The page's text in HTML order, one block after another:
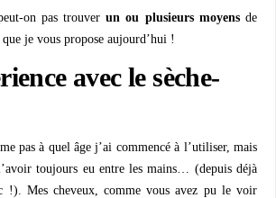
on pas trouverun ou plusieurs moyensde
que je vous propose aujourd’hui !
avec le sèche-
pas à quel âge j’ai commencé à l’utiliser, mais
toujours eu entre les mains… (depuis déjà
!). Mes cheveux, comme vous avez pu le voir